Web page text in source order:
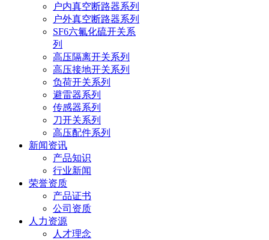
户内真空断路器系列
户外真空断路器系列
SF6六氟化硫开关系
列
高压隔离开关系列
高压接地开关系列
负荷开关系列
避雷器系列
传感器系列
刀开关系列
高压配件系列
新闻资讯
产品知识
行业新闻
荣誉资质
产品证书
公司资质
人力资源
人才理念